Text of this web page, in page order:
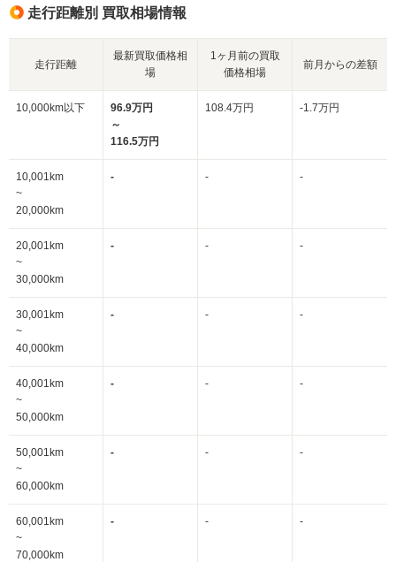
走行距離別 買取相場情報
走行距離
最新買取価格相
場
1ヶ月前の買取
価格相場
前月からの差額
10,000km以下
96.9万円
～
116.5万円
108.4万円 -1.7万円
10,001km
~
20,000km
- - -
20,001km
~
30,000km
- - -
30,001km
~
40,000km
- - -
40,001km
~
50,000km
- - -
50,001km
~
60,000km
- - -
60,001km
~
70,000km
- - -